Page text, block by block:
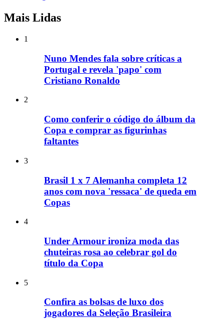
Mais Lidas
1
Nuno Mendes fala sobre críticas a
Portugal e revela 'papo' com
Cristiano Ronaldo
2
Como conferir o código do álbum da
Copa e comprar as figurinhas
faltantes
3
Brasil 1 x 7 Alemanha completa 12
anos com nova 'ressaca' de queda em
Copas
4
Under Armour ironiza moda das
chuteiras rosa ao celebrar gol do
título da Copa
5
Confira as bolsas de luxo dos
jogadores da Seleção Brasileira